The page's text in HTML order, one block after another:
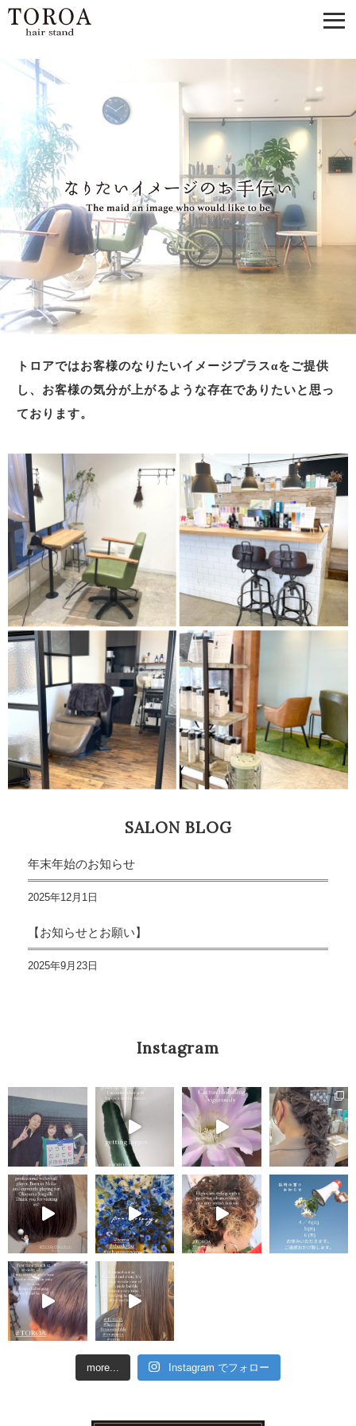
トロアではお客様のなりたいイメージプラスαをご提供
し、お客様の気分が上がるような存在でありたいと思っ
ております。
SALON BLOG
年末年始のお知らせ
2025年12月1日
【お知らせとお願い】
2025年9月23日
Instagram
more... Instagram でフォロー